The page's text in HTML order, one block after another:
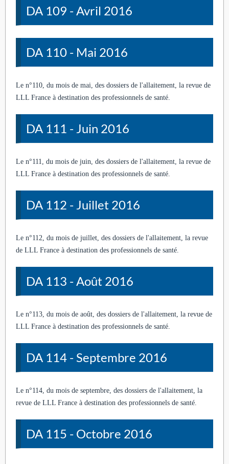
DA 109 - Avril 2016
DA 110 - Mai 2016
Le n°110, du mois de mai, des dossiers de l'allaitement, la revue de
LLL France à destination des professionnels de santé.
DA 111 - Juin 2016
Le n°111, du mois de juin, des dossiers de l'allaitement, la revue de
LLL France à destination des professionnels de santé.
DA 112 - Juillet 2016
Le n°112, du mois de juillet, des dossiers de l'allaitement, la revue
de LLL France à destination des professionnels de santé.
DA 113 - Août 2016
Le n°113, du mois de août, des dossiers de l'allaitement, la revue de
LLL France à destination des professionnels de santé.
DA 114 - Septembre 2016
Le n°114, du mois de septembre, des dossiers de l'allaitement, la
revue de LLL France à destination des professionnels de santé.
DA 115 - Octobre 2016